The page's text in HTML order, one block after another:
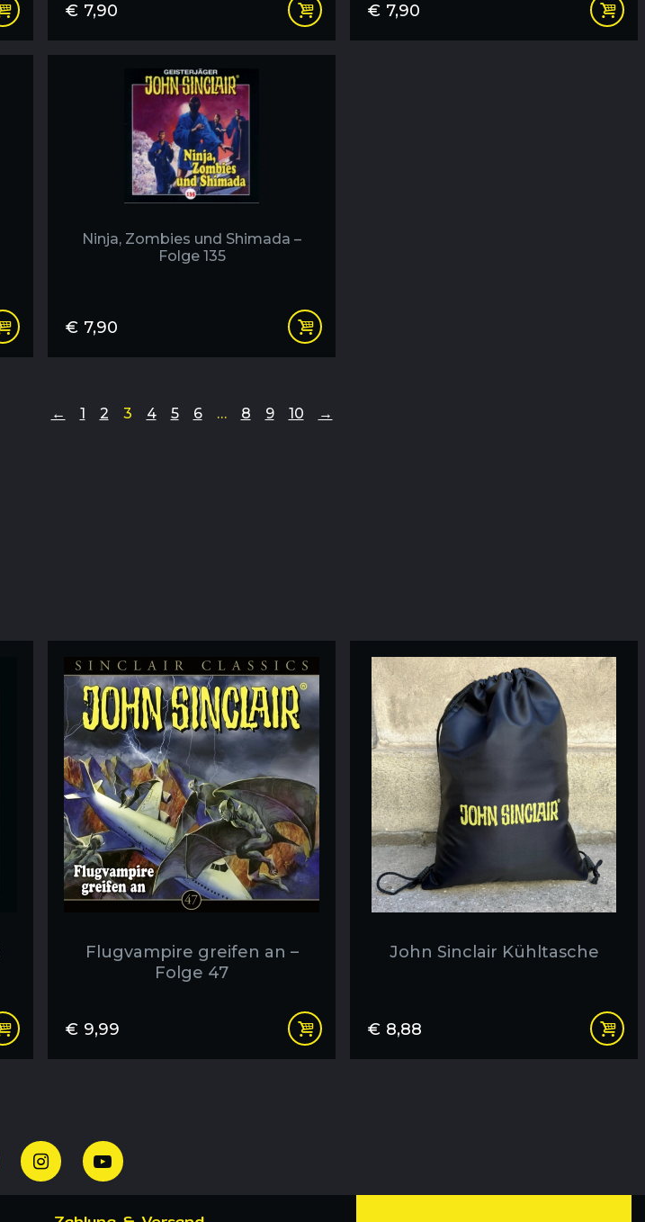
€ 7,90 € 7,90
Ninja, Zombies und Shimada –
Folge 135
€ 7,90
← 1 2 3 4 5 6 … 8 9 10 →
Flugvampire greifen an –
Folge 47
€ 9,99
John Sinclair Kühltasche
€ 8,88